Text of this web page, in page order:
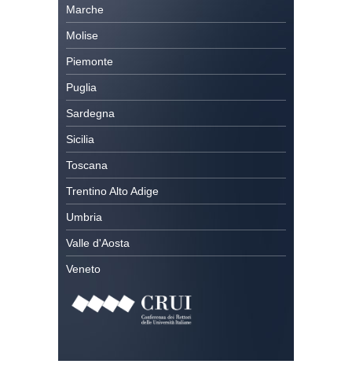
Marche
Molise
Piemonte
Puglia
Sardegna
Sicilia
Toscana
Trentino Alto Adige
Umbria
Valle d'Aosta
Veneto